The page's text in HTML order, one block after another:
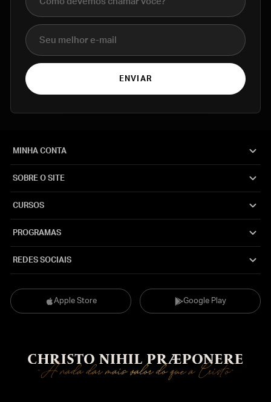
E-mail
ENVIAR
Apple Store Google Play
MINHA CONTA
SOBRE O SITE
CURSOS
PROGRAMAS
REDES SOCIAIS